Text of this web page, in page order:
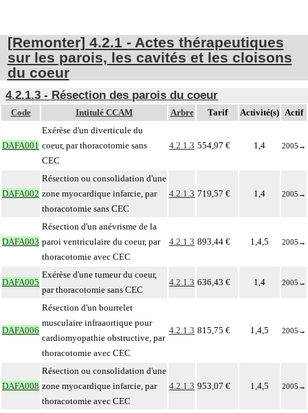
[Remonter] 4.2.1 - Actes thérapeutiques
sur les parois, les cavités et les cloisons
du coeur
4.2.1.3 - Résection des parois du coeur
Code Intitulé CCAM Arbre Tarif Activité(s) Actif
DAFA001
Exérèse d'un diverticule du
coeur, par thoracotomie sans
CEC
4.2.1.3 554,97 € 1,4 2005 →
DAFA002
Résection ou consolidation d'une
zone myocardique infarcie, par
thoracotomie sans CEC
4.2.1.3 719,57 € 1,4 2005 →
DAFA003
Résection d'un anévrisme de la
paroi ventriculaire du coeur, par
thoracotomie avec CEC
4.2.1.3 893,44 € 1,4,5 2005 →
DAFA005
Exérèse d'une tumeur du coeur,
par thoracotomie sans CEC
4.2.1.3 636,43 € 1,4 2005 →
DAFA006
Résection d'un bourrelet
musculaire infraaortique pour
cardiomyopathie obstructive, par
thoracotomie avec CEC
4.2.1.3 815,75 € 1,4,5 2005 →
DAFA008
Résection ou consolidation d'une
zone myocardique infarcie, par
thoracotomie avec CEC
4.2.1.3 953,07 € 1,4,5 2005 →